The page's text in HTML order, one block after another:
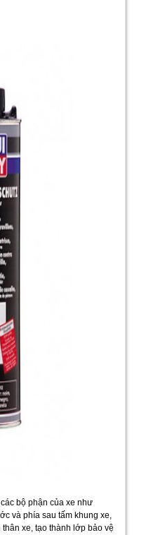
bộ phận của xe như
và phía sau tấm khung xe,
xe, tạo thành lớp bảo vệ